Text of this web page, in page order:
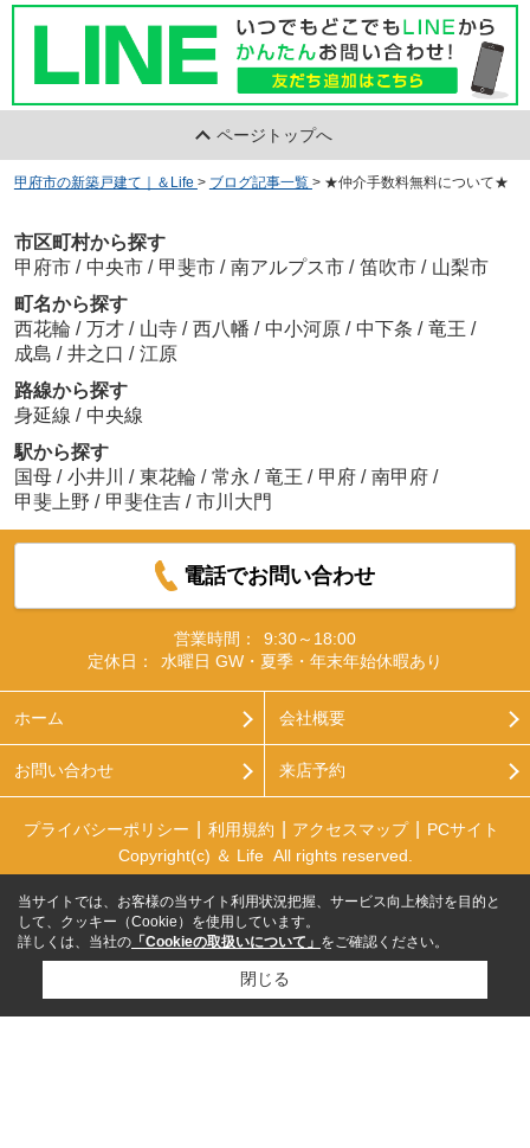
ページトップへ
甲府市の新築戸建て｜＆Life > ブログ記事一覧 > ★仲介手数料無料について★
市区町村から探す
甲府市 / 中央市 / 甲斐市 / 南アルプス市 / 笛吹市 / 山梨市
町名から探す
西花輪 / 万才 / 山寺 / 西八幡 / 中小河原 / 中下条 / 竜王 /
成島 / 井之口 / 江原
路線から探す
身延線 / 中央線
駅から探す
国母 / 小井川 / 東花輪 / 常永 / 竜王 / 甲府 / 南甲府 /
甲斐上野 / 甲斐住吉 / 市川大門
電話でお問い合わせ
営業時間：
9:30～18:00
定休日：
水曜日 GW・夏季・年末年始休暇あり
ホーム 会社概要
お問い合わせ 来店予約
プライバシーポリシー 利用規約 アクセスマップ
PCサイト
Copyright(c) ＆ Life All rights reserved.
当サイトでは、お客様の当サイト利用状況把握、サービス向上検討を目的と
して、クッキー（Cookie）を使用しています。
詳しくは、当社の 「Cookieの取扱いについて」 をご確認ください。
閉じる